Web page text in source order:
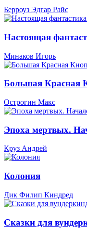
Берроуз Эдгар Райс
Настоящая
Минаков Игорь
Большая Красная
Острогин Макс
Эпоха мертвых.
Круз Андрей
Колония
Дик Филип Киндред
Сказки для